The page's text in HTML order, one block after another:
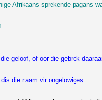
Afrikaans sprekende pagans
geloof, of oor die gebrek
die naam vir ongelowiges.